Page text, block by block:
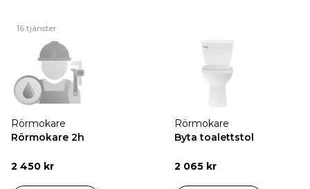
16 tjänster
Rörmokare
Rörmokare 2h
2 450 kr
Rörmokare
Byta toalettstol
2 065 kr